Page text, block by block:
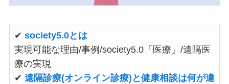
✔ society5.0とは
実現可能な理由/事例/society5.0「医療」/遠隔医
療の実現
✔ 遠隔診療(オンライン診療)と健康相談は何が違